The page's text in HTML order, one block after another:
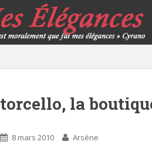
torcello, la
8 mars 2010 Arsène